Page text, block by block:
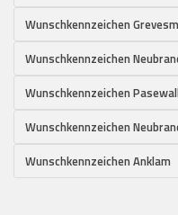
Wunschkennzeichen
Wunschkennzeichen
Wunschkennzeichen
Wunschkennzeichen
Wunschkennzeichen Anklam